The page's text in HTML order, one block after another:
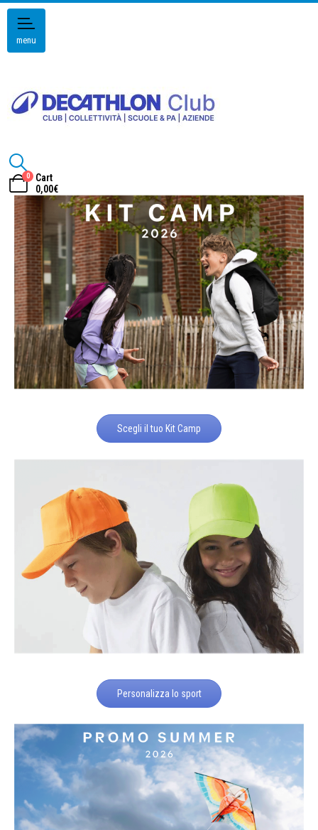
menu
0
Cart
0,00€
Scegli il tuo Kit Camp
Personalizza lo sport